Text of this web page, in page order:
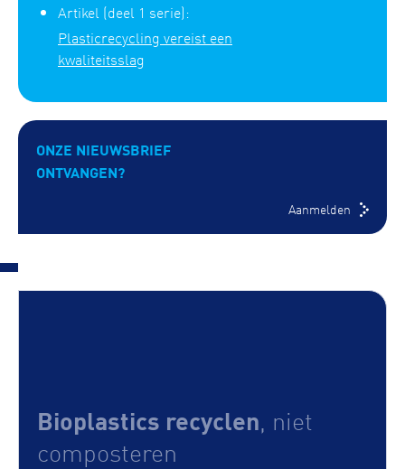
Artikel (deel 1 serie):
Plasticrecycling vereist een
kwaliteitsslag
ONZE NIEUWSBRIEF
ONTVANGEN?
Aanmelden
Bioplastics recyclen, niet
composteren